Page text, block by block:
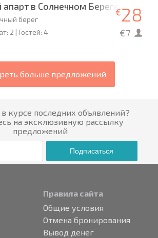
в Солнечном Береге
берег
2 | Гостей: 4
€28
€7
больше предложений
курсе последних объявлений?
на эксклюзивную рассылку
предложений
Подписаться
Правила сайта
Общие условия
Отмена бронирования
Вывод денег